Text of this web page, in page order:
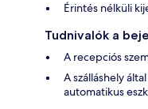
Érintés nélküli
Tudnivalók a
A recepciós
A szálláshely
automatikus